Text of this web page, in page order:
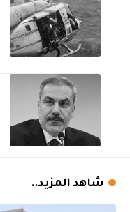
شاهد المزيد..